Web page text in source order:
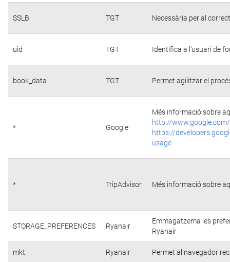
SSLB TGT Necessària per al
uid TGT Identifica a l'usuari de
book_data TGT Permet agilitzar el
* Google
Més informació sobre
http://
https://
usage
* TripAdvisor Més informació sobre
STORAGE_PREFERENCES Ryanair
Emmagatzema les
Ryanair
mkt Ryanair Permet al navegador